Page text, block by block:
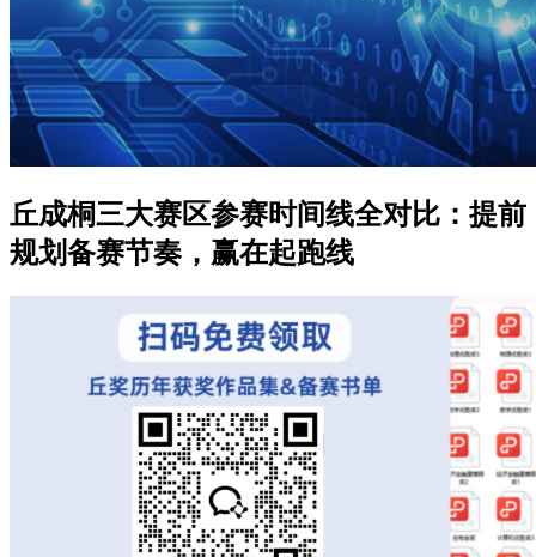
丘成桐三大赛区参赛时间线全对比：提前
规划备赛节奏，赢在起跑线